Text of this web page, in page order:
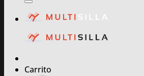
Carrito